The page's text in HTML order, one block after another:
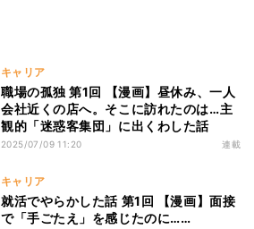
キャリア
職場の孤独 第1回 【漫画】昼休み、一人
会社近くの店へ。そこに訪れたのは…主
観的「迷惑客集団」に出くわした話
2025/07/09 11:20 連載
キャリア
就活でやらかした話 第1回 【漫画】面接
で「手ごたえ」を感じたのに……